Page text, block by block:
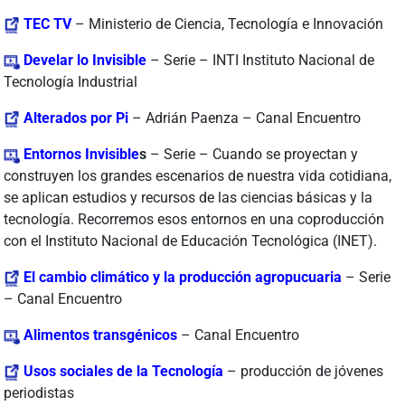
TEC TV– Ministerio de Ciencia, Tecnología e Innovación
Develar lo Invisible – Serie – INTI Instituto Nacional de
Tecnología Industrial
Alterados por Pi – Adrián Paenza – Canal Encuentro
Entornos Invisibles – Serie – Cuando se proyectan y
construyen los grandes escenarios de nuestra vida cotidiana,
se aplican estudios y recursos de las ciencias básicas y la
tecnología. Recorremos esos entornos en una coproducción
con el Instituto Nacional de Educación Tecnológica (INET).
El cambio climático y la producción agropucuaria – Serie
– Canal Encuentro
Alimentos transgénicos – Canal Encuentro
Usos sociales de la Tecnología – producción de jóvenes
periodistas